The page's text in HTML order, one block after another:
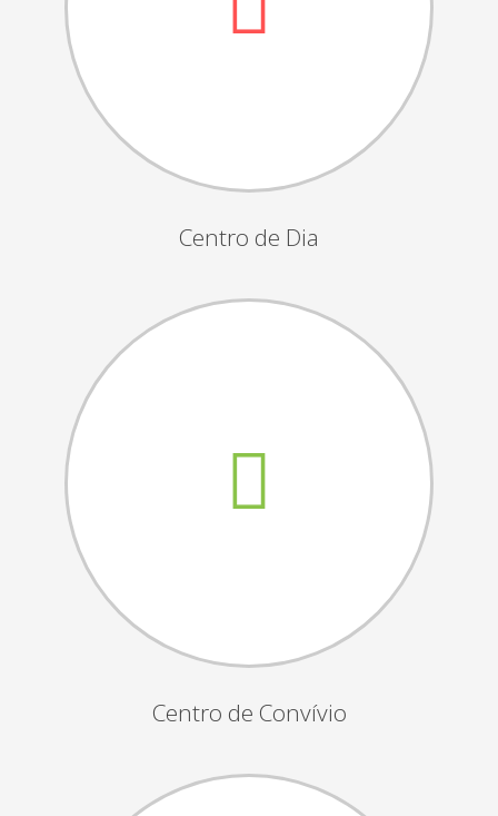
Feiras e Exposições
Grupos Musicais do Centro de Dia
Outras Actividades
Passeio Vila Nova de Cerveira
Assembleias Gerais
Semana Sénior
Passeio do Idoso
Associados
Publicações Oficiais
Contactos
Centro de Dia
Centro de Convívio